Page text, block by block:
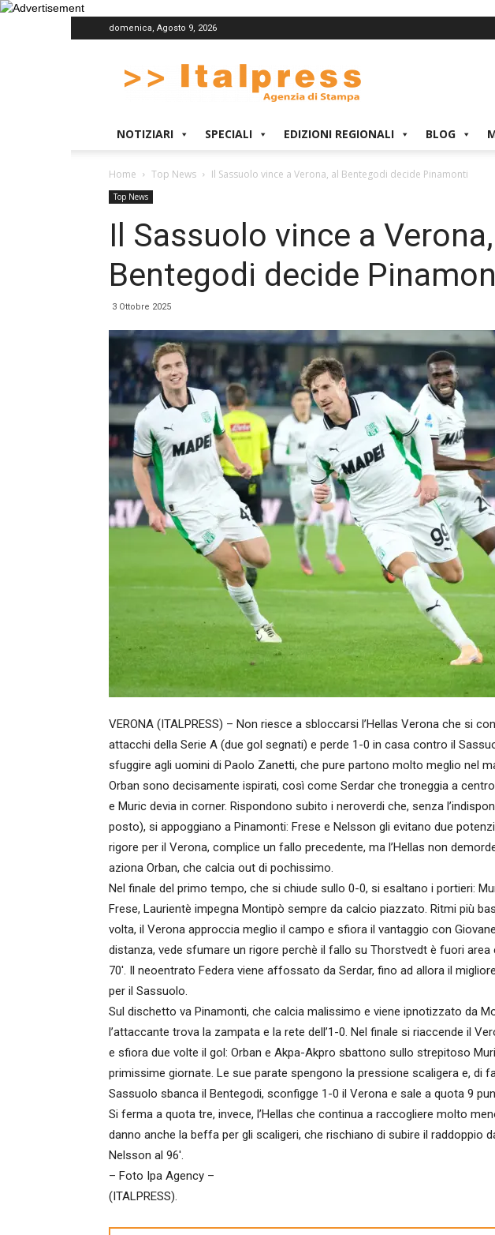
domenica, Agosto 9, 2026
NOTIZIARI SPECIALI EDIZIONI REGIONALI BLOG
Home Top News Il Sassuolo vince a Verona, al Bentegodi decide Pinamonti
Top News
Il Sassuolo vince a Verona,
Bentegodi decide
3 Ottobre 2025
VERONA (ITALPRESS) – Non riesce a sbloccarsi l’Hellas Verona che si
attacchi della Serie A (due gol segnati) e perde 1-0 in casa contro il
sfuggire agli uomini di Paolo Zanetti, che pure partono molto meglio nel
Orban sono decisamente ispirati, così come Serdar che troneggia a
e Muric devia in corner. Rispondono subito i neroverdi che, senza
posto), si appoggiano a Pinamonti: Frese e Nelsson gli evitano due
rigore per il Verona, complice un fallo precedente, ma l’Hellas non
aziona Orban, che calcia out di pochissimo.
Nel finale del primo tempo, che si chiude sullo 0-0, si esaltano i portieri:
Frese, Laurientè impegna Montipò sempre da calcio piazzato. Ritmi più
volta, il Verona approccia meglio il campo e sfiora il vantaggio con
distanza, vede sfumare un rigore perchè il fallo su Thorstvedt è fuori area
70′. Il neoentrato Federa viene affossato da Serdar, fino ad allora il
per il Sassuolo.
Sul dischetto va Pinamonti, che calcia malissimo e viene ipnotizzato da
l’attaccante trova la zampata e la rete dell’1-0. Nel finale si riaccende il
e sfiora due volte il gol: Orban e Akpa-Akpro sbattono sullo strepitoso
primissime giornate. Le sue parate spengono la pressione scaligera e, di
Sassuolo sbanca il Bentegodi, sconfigge 1-0 il Verona e sale a quota 9
Si ferma a quota tre, invece, l’Hellas che continua a raccogliere molto
danno anche la beffa per gli scaligeri, che rischiano di subire il raddoppio
Nelsson al 96′.
– Foto Ipa Agency –
(ITALPRESS).